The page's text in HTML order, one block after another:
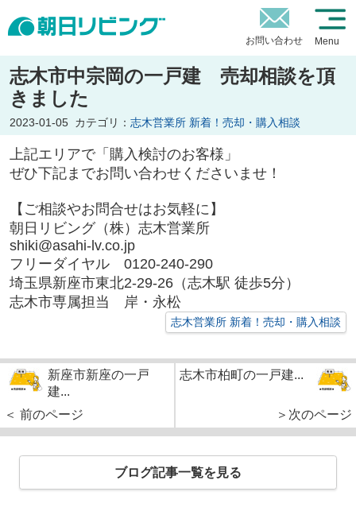
お問い合わせ Menu
志木市中宗岡の一戸建 売却相談を頂
きました
2023-01-05 カテゴリ： 志木営業所 新着！売却・購入相談
上記エリアで「購入検討のお客様」
ぜひ下記までお問い合わせくださいませ！
【ご相談やお問合せはお気軽に】
朝日リビング（株）志木営業所
shiki@asahi-lv.co.jp
フリーダイヤル 0120-240-290
埼玉県新座市東北2-29-26（志木駅 徒歩5分）
志木市専属担当 岸・永松
志木営業所 新着！売却・購入相談
新座市新座の一戸
建...
＜ 前のページ
志木市柏町の一戸建...
＞次のページ
ブログ記事一覧を見る